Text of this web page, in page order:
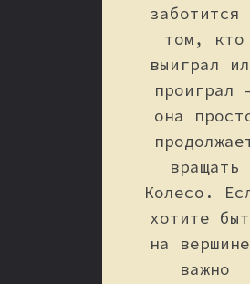
заботится
том, кто
выиграл
проиграл
она
вращать
Колесо.
хотите
на
важно